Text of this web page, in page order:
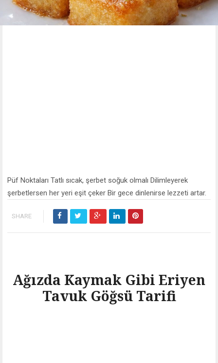
Püf Noktaları Tatlı sıcak, şerbet soğuk olmalı Dilimleyerek
şerbetlersen her yeri eşit çeker Bir gece dinlenirse lezzeti artar.
SHARE
Ağızda Kaymak Gibi Eriyen
Tavuk Göğsü Tarifi